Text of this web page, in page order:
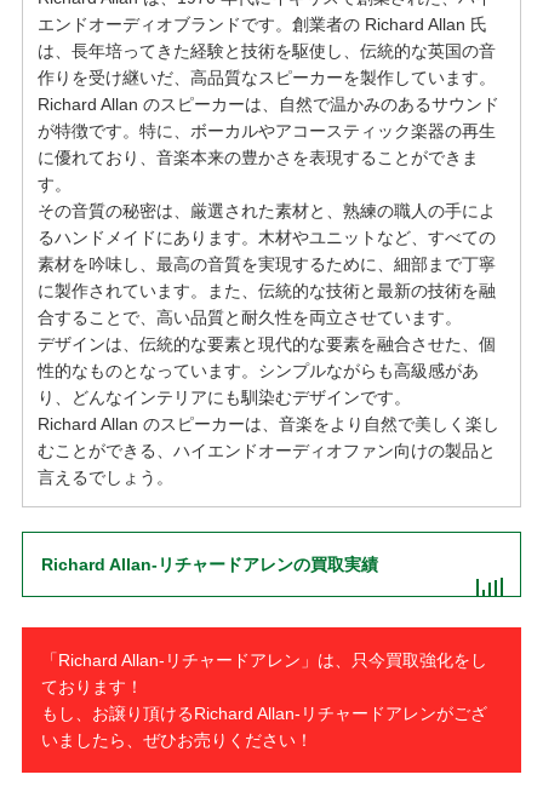
エンドオーディオブランドです。創業者の Richard Allan 氏
は、長年培ってきた経験と技術を駆使し、伝統的な英国の音
作りを受け継いだ、高品質なスピーカーを製作しています。
Richard Allan のスピーカーは、自然で温かみのあるサウンド
が特徴です。特に、ボーカルやアコースティック楽器の再生
に優れており、音楽本来の豊かさを表現することができま
す。
その音質の秘密は、厳選された素材と、熟練の職人の手によ
るハンドメイドにあります。木材やユニットなど、すべての
素材を吟味し、最高の音質を実現するために、細部まで丁寧
に製作されています。また、伝統的な技術と最新の技術を融
合することで、高い品質と耐久性を両立させています。
デザインは、伝統的な要素と現代的な要素を融合させた、個
性的なものとなっています。シンプルながらも高級感があ
り、どんなインテリアにも馴染むデザインです。
Richard Allan のスピーカーは、音楽をより自然で美しく楽し
むことができる、ハイエンドオーディオファン向けの製品と
言えるでしょう。
Richard Allan-リチャードアレンの買取実績
「Richard Allan-リチャードアレン」は、只今買取強化をし
ております！
もし、お譲り頂けるRichard Allan-リチャードアレンがござ
いましたら、ぜひお売りください！